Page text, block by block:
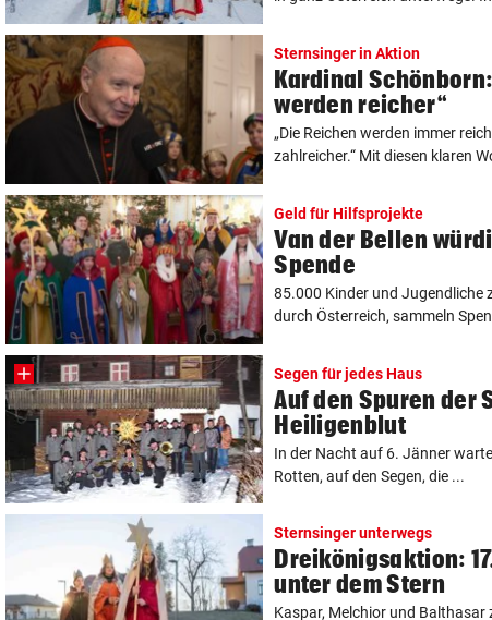
Sternsinger in Aktion
Kardinal
werden reicher“
„Die Reichen werden immer
zahlreicher.“ Mit diesen klaren
Geld für Hilfsprojekte
Van der Bellen
Spende
85.000 Kinder und Jugendliche
durch Österreich, sammeln
Segen für jedes Haus
Auf den Spuren der
Heiligenblut
In der Nacht auf 6. Jänner
Rotten, auf den Segen, die ...
Sternsinger unterwegs
Dreikönigsaktion:
unter dem Stern
Kaspar, Melchior und Balthasar